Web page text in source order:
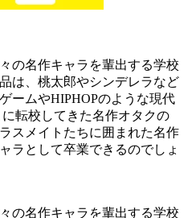
の名作キャラを輩出する学校
は、桃太郎やシンデレラなど
ームやHIPHOPのような現代
転校してきた名作オタクの
スメイトたちに囲まれた名作
ラとして卒業できるのでしょ
の名作キャラを輩出する学校